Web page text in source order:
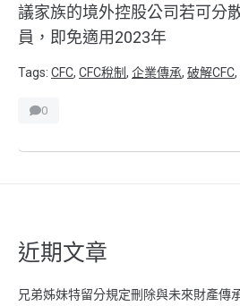
議家族的境外控股公司若可分
員，即免適用2023年
Tags: CFC, CFC稅制, 企業傳承, 破解CFC,
0
近期文章
兄弟姊妹特留分規定刪除與未來財產傳